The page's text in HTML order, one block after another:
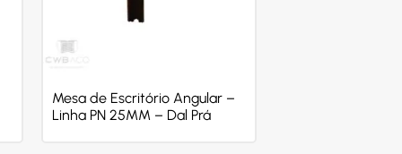
Mesa de Escritório Angular –
Linha PN 25MM – Dal Prá